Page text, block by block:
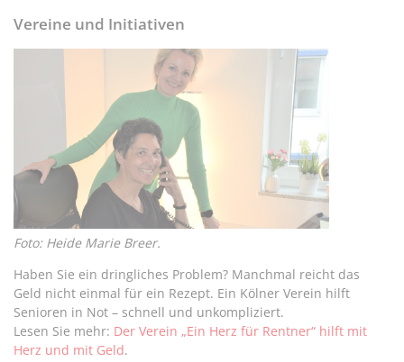
Vereine und Initiativen
Foto: Heide Marie Breer.
Haben Sie ein dringliches Problem? Manchmal reicht das
Geld nicht einmal für ein Rezept. Ein Kölner Verein hilft
Senioren in Not – schnell und unkompliziert.
Lesen Sie mehr: Der Verein „Ein Herz für Rentner“ hilft mit
Herz und mit Geld.